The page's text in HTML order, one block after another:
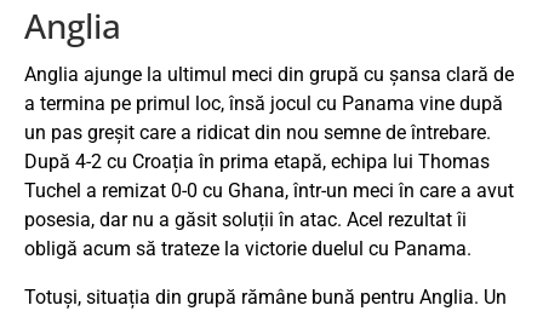
Anglia
Anglia ajunge la ultimul meci din grupă cu șansa clară de
a termina pe primul loc, însă jocul cu Panama vine după
un pas greșit care a ridicat din nou semne de întrebare.
După 4-2 cu Croația în prima etapă, echipa lui Thomas
Tuchel a remizat 0-0 cu Ghana, într-un meci în care a avut
posesia, dar nu a găsit soluții în atac. Acel rezultat îi
obligă acum să trateze la victorie duelul cu Panama.
Totuși, situația din grupă rămâne bună pentru Anglia. Un